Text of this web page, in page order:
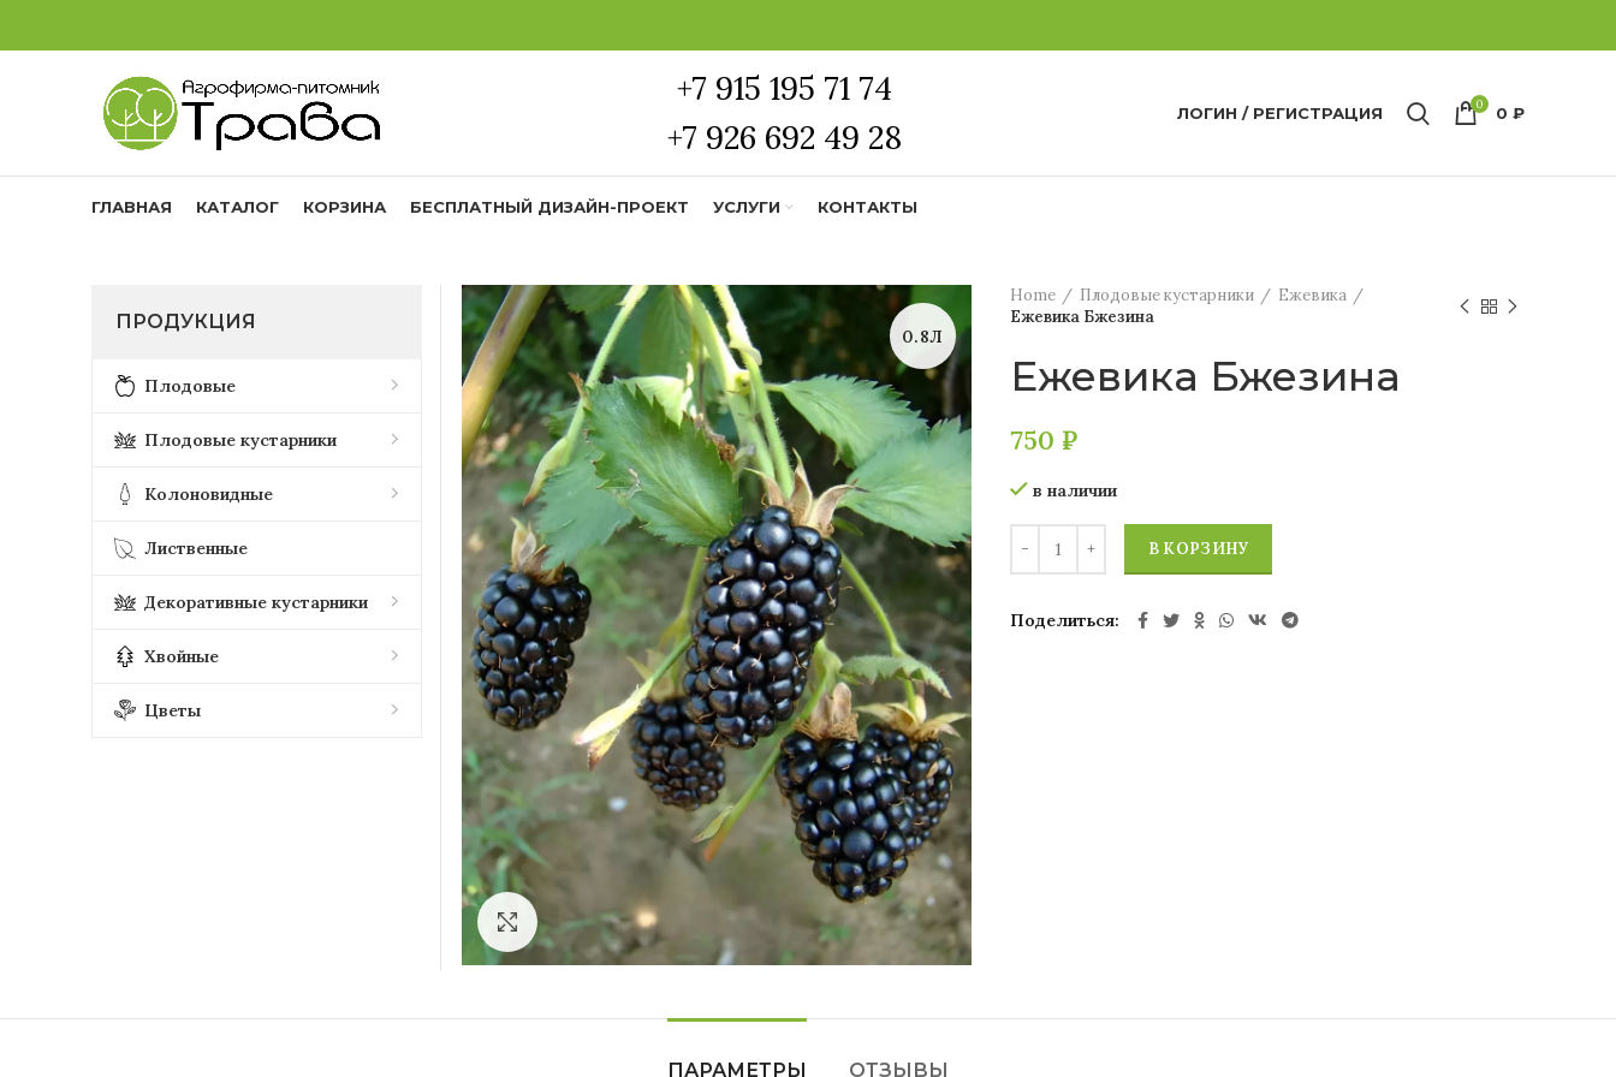
+7 915 195 71 74
+7 926 692 49 28
ЛОГИН / РЕГИСТРАЦИЯ 0 0 ₽
ГЛАВНАЯ КАТАЛОГ КОРЗИНА БЕСПЛАТНЫЙ ДИЗАЙН-ПРОЕКТ УСЛУГИ КОНТАКТЫ
0.8Л
Увеличить
Home Плодовые кустарники
Ежевика
Ежевика Бжезина
Ежевика Бжезина
750 ₽
в наличии
В КОРЗИНУ
Поделиться
ПРОДУКЦИЯ
Плодовые
Плодовые кустарники
Колоновидные
Лиственные
Декоративные кустарники
Хвойные
Цветы
ПАРАМЕТРЫ ОТЗЫВЫ